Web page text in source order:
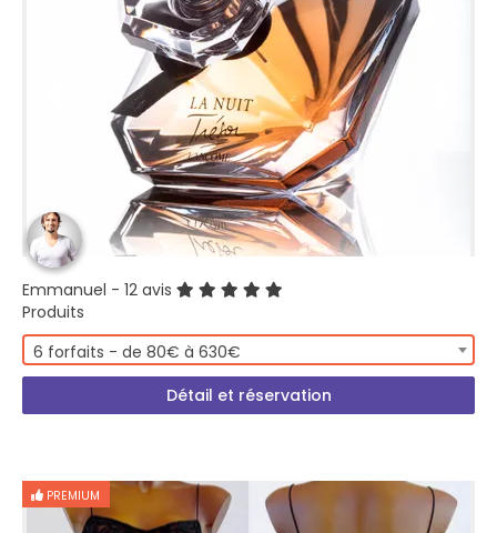
Emmanuel - 12 avis
Produits
6 forfaits - de 80€ à 630€
Détail et réservation
PREMIUM